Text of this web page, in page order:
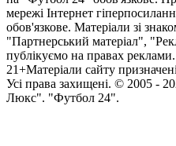
мережі Інтернет
обов'язкове. Матеріали зі
"Партнерський матеріал",
публікуємо на правах реклами.
21+Матеріали сайту
Усi права захищенi. © 2005 -
Люкс". "Футбол 24".